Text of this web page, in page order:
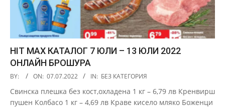
HIT MAX КАТАЛОГ 7 ЮЛИ – 13 ЮЛИ 2022
ОНЛАЙН БРОШУРА
2022-
07
BY: ON: 07.07.2022 IN: БЕЗ КАТЕГОРИЯ
Свинска плешка без кост,охладена 1 кг – 6,79 лв Кренвирш
пушен Колбасо 1 кг – 4,69 лв Краве кисело мляко Боженци